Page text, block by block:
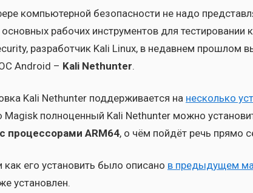
ком­пью­тер­ной без­опас­но­сти не надо
рабо­чих инстру­мен­тов для
раз­ра­бот­чик Kali Linux, в недав­нем про­шлом
Android – Kali Nethunter.
Kali Nethunter под­дер­жи­ва­ет­ся на несколь­ко
пол­но­цен­ный Kali Nethunter мож­но
с про­цес­со­ра­ми ARM64, о чём пой­дёт речь пря­мо
как его уста­но­вить было опи­са­но в преды­ду­щем
уста­нов­лен.